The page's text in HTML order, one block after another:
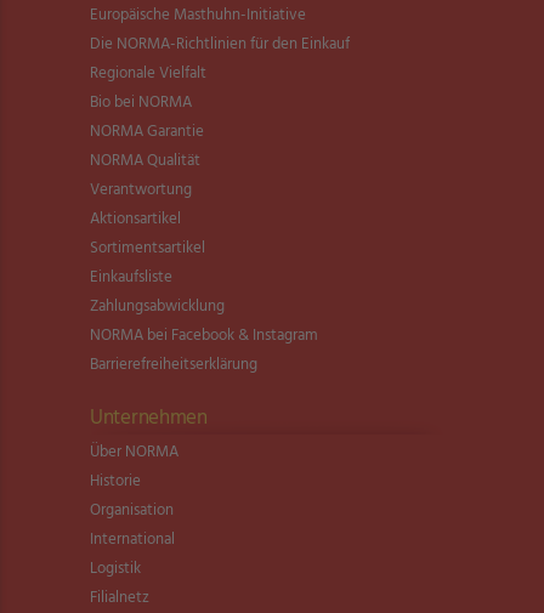
Europäische Masthuhn-Initiative
Die NORMA-Richtlinien für den Einkauf
Regionale Vielfalt
Bio bei NORMA
NORMA Garantie
NORMA Qualität
Verantwortung
Aktionsartikel
Sortimentsartikel
Einkaufsliste
Zahlungsabwicklung
NORMA bei Facebook & Instagram
Barrierefreiheitserklärung
Unternehmen
Über NORMA
Historie
Organisation
International
Logistik
Filialnetz